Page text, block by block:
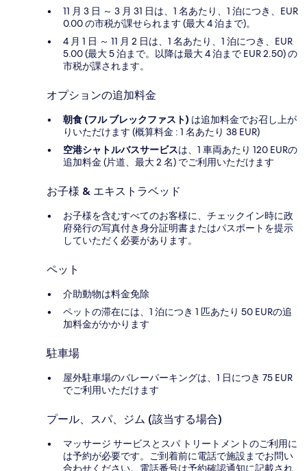
11 月 3 日 ～ 3 月 31 日は、1 名あたり、1 泊につき、EUR
0.00 の市税が課せられます (最大 4 泊まで)。
4 月 1 日 ～ 11 月 2 日は、1 名あたり、1 泊につき、EUR
5.00 (最大 5 泊まで。以降は最大 4 泊まで EUR 2.50) の
市税が課されます。
オプションの追加料金
朝食 (フル ブレックファスト) は追加料金でお召し上が
りいただけます (概算料金 : 1 名あたり 38 EUR)
空港シャトルバスサービスは、1 車両あたり 120 EURの
追加料金 (片道、最大 2 名) でご利用いただけます
お子様 & エキストラベッド
お子様を含むすべてのお客様に、チェックイン時に政
府発行の写真付き身分証明書またはパスポートを提示
していただく必要があります。
ペット
介助動物は料金免除
ペットの滞在には、1 泊につき 1 匹あたり 50 EURの追
加料金がかかります
駐車場
屋外駐車場のバレーパーキングは、1 日につき 75 EUR
でご利用いただけます
プール、スパ、ジム (該当する場合)
マッサージ サービスとスパ トリートメントのご利用に
は予約が必要です。ご到着前に電話で施設までお問い
合わせください。電話番号は予約確認通知に記載され